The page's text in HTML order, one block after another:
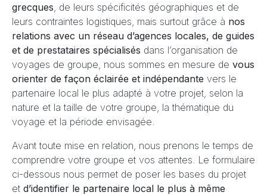
grecques , de leurs spécificités géographiques et de
leurs contraintes logistiques, mais surtout grâce à nos
relations avec un réseau d’agences locales, de guides
et de prestataires spécialisés dans l’organisation de
voyages de groupe, nous sommes en mesure de vous
orienter de façon éclairée et indépendante vers le
partenaire local le plus adapté à votre projet, selon la
nature et la taille de votre groupe, la thématique du
voyage et la période envisagée.
Avant toute mise en relation, nous prenons le temps de
comprendre votre groupe et vos attentes. Le formulaire
ci-dessous nous permet de poser les bases du projet
et d’identifier le partenaire local le plus à même